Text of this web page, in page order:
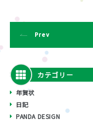
Prev
カテゴリー
年賀状
日記
PANDA DESIGN